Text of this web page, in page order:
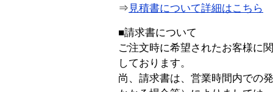
⇒ 見積書について詳細はこちら
■請求書について
ご注文時に希望されたお客様に
しております。
尚、請求書は、営業時間内での